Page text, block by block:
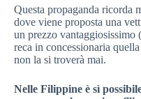
Questa propaganda ricorda
dove viene proposta una
un prezzo vantaggiosissimo
reca in concessionaria
non la si troverà mai.
Nelle Filippine è sì